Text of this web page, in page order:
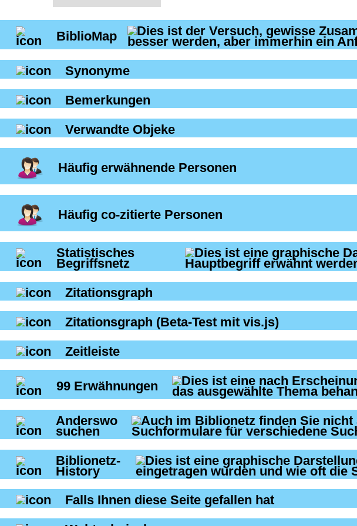
BiblioMap
Synonyme
Bemerkungen
Verwandte Objeke
Häufig erwähnende Personen
Häufig co-zitierte Personen
Statistisches
Begriffsnetz
Zitationsgraph
Zitationsgraph (Beta-Test mit vis.js)
Zeitleiste
99 Erwähnungen
Anderswo
suchen
Biblionetz-
History
Falls Ihnen diese Seite gefallen hat